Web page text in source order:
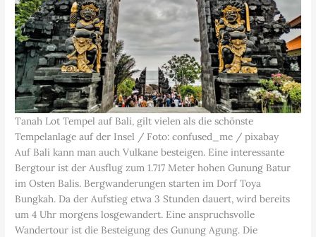
Tanah Lot Tempel auf Bali, gilt vielen als die schönste
Tempelanlage auf der Insel / Foto: confused_me / pixabay
Auf Bali kann man auch Vulkane besteigen. Eine interessante
Bergtour ist der Ausflug zum 1.717 Meter hohen Gunung Batur
im Osten Balis. Bergwanderungen starten im Dorf Toya
Bungkah. Da der Aufstieg etwa 3 Stunden dauert, wird bereits
um 4 Uhr morgens losgewandert. Eine anspruchsvolle
Wandertour ist die Besteigung des Gunung Agung. Die